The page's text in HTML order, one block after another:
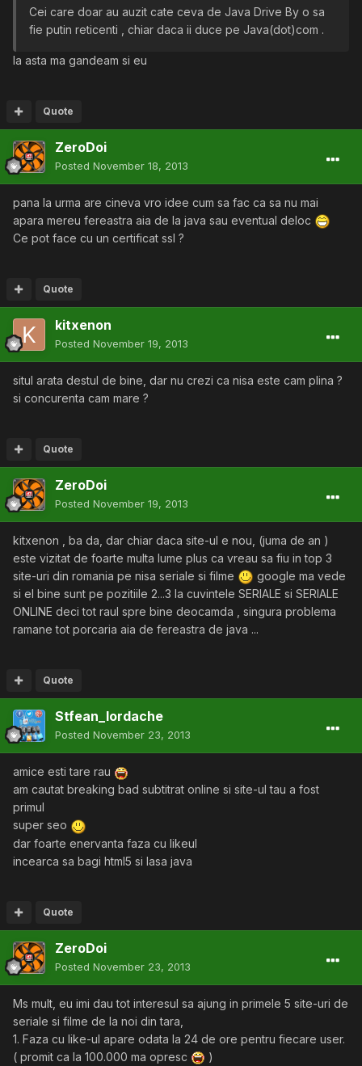
Cei care doar au auzit cate ceva de Java Drive By o sa
fie putin reticenti , chiar daca ii duce pe Java(dot)com .
la asta ma gandeam si eu
Quote
ZeroDoi
Posted November 18, 2013
pana la urma are cineva vro idee cum sa fac ca sa nu mai
apara mereu fereastra aia de la java sau eventual deloc
Ce pot face cu un certificat ssl ?
Quote
kitxenon
Posted November 19, 2013
situl arata destul de bine, dar nu crezi ca nisa este cam plina ?
si concurenta cam mare ?
Quote
ZeroDoi
Posted November 19, 2013
kitxenon , ba da, dar chiar daca site-ul e nou, (juma de an )
este vizitat de foarte multa lume plus ca vreau sa fiu in top 3
site-uri din romania pe nisa seriale si filme
google ma vede
si el bine sunt pe pozitiile 2...3 la cuvintele SERIALE si SERIALE
ONLINE deci tot raul spre bine deocamda , singura problema
ramane tot porcaria aia de fereastra de java ...
Quote
Stfean_Iordache
Posted November 23, 2013
amice esti tare rau
am cautat breaking bad subtitrat online si site-ul tau a fost
primul
super seo
dar foarte enervanta faza cu likeul
incearca sa bagi html5 si lasa java
Quote
ZeroDoi
Posted November 23, 2013
Ms mult, eu imi dau tot interesul sa ajung in primele 5 site-uri de
seriale si filme de la noi din tara,
1. Faza cu like-ul apare odata la 24 de ore pentru fiecare user.
( promit ca la 100.000 ma opresc
)